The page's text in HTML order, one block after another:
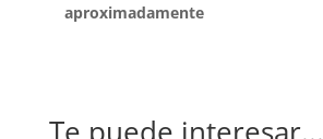
aproximadamente